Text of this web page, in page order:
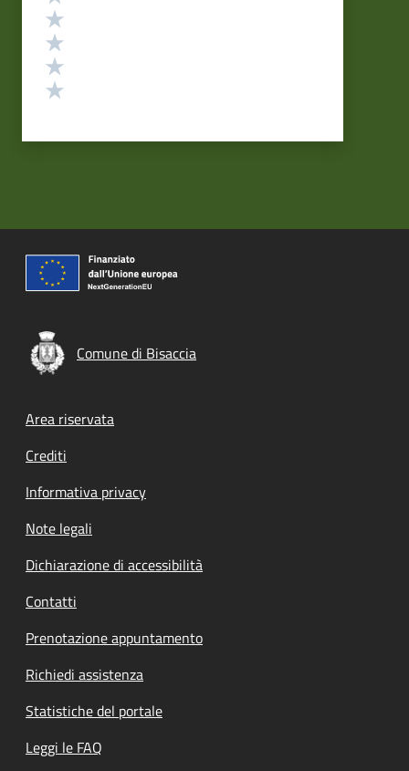
Comune di Bisaccia
Footer menu
Area riservata
Crediti
Informativa privacy
Note legali
Dichiarazione di accessibilità
Contatti
Prenotazione appuntamento
Richiedi assistenza
Statistiche del portale
Leggi le FAQ